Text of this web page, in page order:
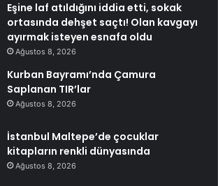
Eşine laf atıldığını iddia etti, sokak
ortasında dehşet saçtı! Olan kavgayı
ayırmak isteyen esnafa oldu
Ağustos 8, 2026
Kurban Bayramı’nda Çamura
Saplanan TIR’lar
Ağustos 8, 2026
İstanbul Maltepe’de çocuklar
kitapların renkli dünyasında
Ağustos 8, 2026